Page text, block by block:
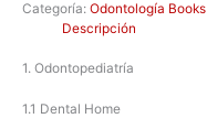
Categoría: Odontología Books
Descripción
1. Odontopediatría
1.1 Dental Home